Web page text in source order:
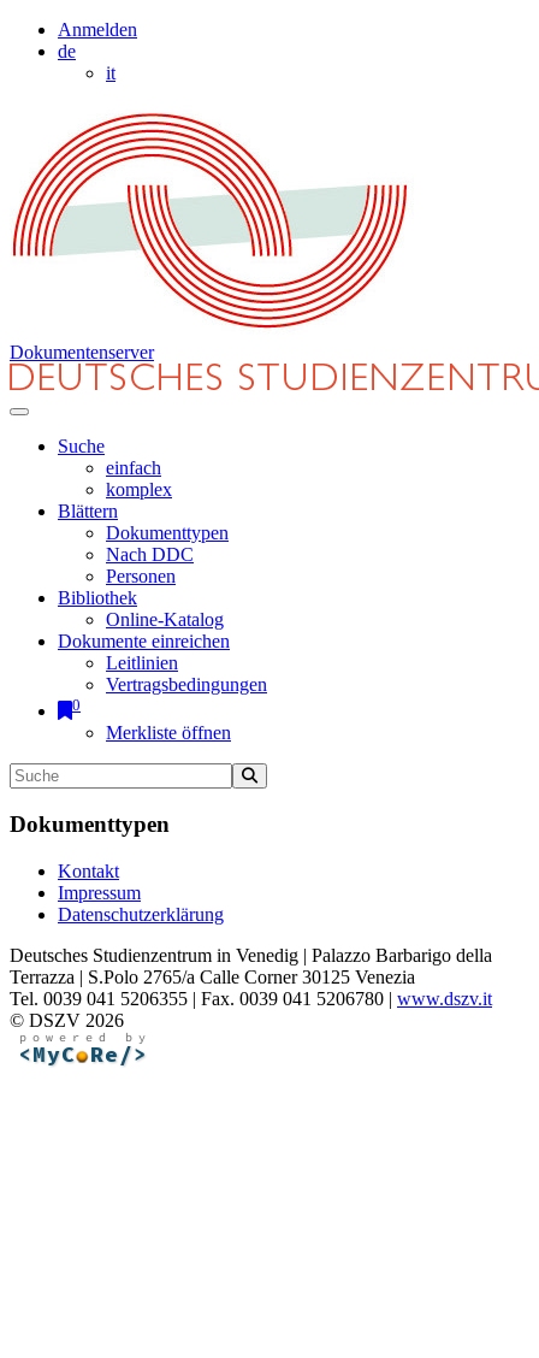
Anmelden
de
it
Dokumentenserver
Suche
einfach
komplex
Blättern
Dokumenttypen
Nach DDC
Personen
Bibliothek
Online-Katalog
Dokumente einreichen
Leitlinien
Vertragsbedingungen
0
Merkliste öffnen
Dokumenttypen
Kontakt
Impressum
Datenschutzerklärung
Deutsches Studienzentrum in Venedig | Palazzo Barbarigo della
Terrazza | S.Polo 2765/a Calle Corner 30125 Venezia
Tel. 0039 041 5206355 | Fax. 0039 041 5206780 | www.dszv.it
© DSZV 2026